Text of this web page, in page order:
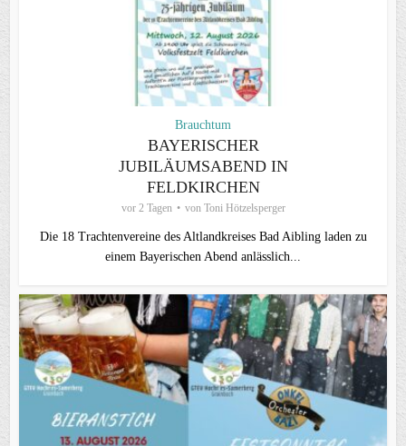
Brauchtum
BAYERISCHER
JUBILÄUMSABEND IN
FELDKIRCHEN
vor 2 Tagen von Toni Hötzelsperger
Die 18 Trachtenvereine des Altlandkreises Bad Aibling laden zu
einem Bayerischen Abend anlässlich...